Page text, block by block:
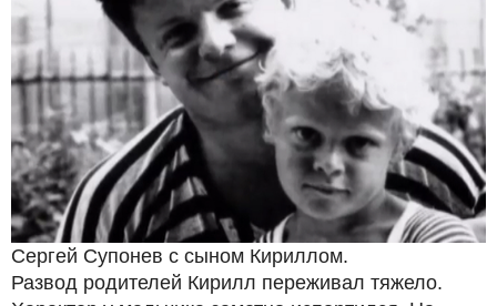
Сергей Супонев с сыном Кириллом.
Развод родителей Кирилл переживал тяжело.